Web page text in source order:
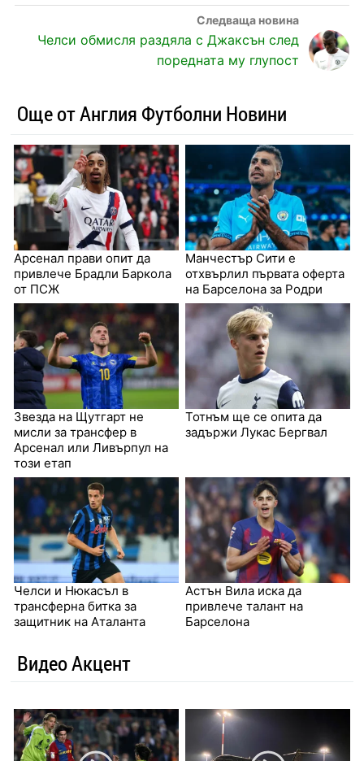
Челси обмисля раздяла с Джаксън след
поредната му глупост
Още от Англия Футболни Новини
Арсенал прави опит да
привлече Брадли Баркола
от ПСЖ
Манчестър Сити е
отхвърлил първата оферта
на Барселона за Родри
Звезда на Щутгарт не
мисли за трансфер в
Арсенал или Ливърпул на
този етап
Тотнъм ще се опита да
задържи Лукас Бергвал
Челси и Нюкасъл в
трансферна битка за
защитник на Аталанта
Астън Вила иска да
привлече талант на
Барселона
Видео Акцент